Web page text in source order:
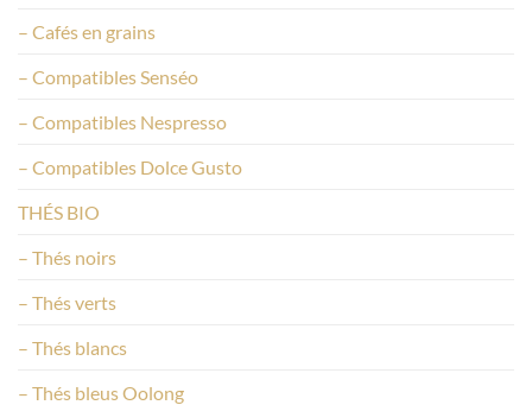
– Cafés en grains
– Compatibles Senséo
– Compatibles Nespresso
– Compatibles Dolce Gusto
THÉS BIO
– Thés noirs
– Thés verts
– Thés blancs
– Thés bleus Oolong